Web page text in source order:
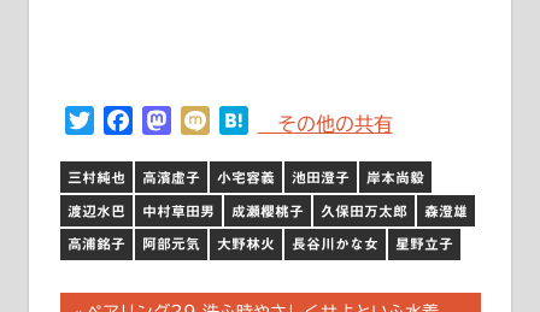
TwitterFacebookMastodon
Mixi Hatena
その他の共有
三村純也 高濱虚子 小宅容義 池田澄子 岸本尚毅
渡辺水巴 中村草田男 成瀬櫻桃子 久保田万太郎 森澄雄
高浦銘子 阿部元気 大野林火 長谷川かな女 星野立子